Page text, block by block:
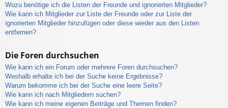
Wozu benötige ich die Listen der Freunde und ignorierten Mitglieder?
Wie kann ich Mitglieder zur Liste der Freunde oder zur Liste der
ignorierten Mitglieder hinzufügen oder diese wieder aus den Listen
entfernen?
Die Foren durchsuchen
Wie kann ich ein Forum oder mehrere Foren durchsuchen?
Weshalb erhalte ich bei der Suche keine Ergebnisse?
Warum bekomme ich bei der Suche eine leere Seite?
Wie kann ich nach Mitgliedern suchen?
Wie kann ich meine eigenen Beiträge und Themen finden?